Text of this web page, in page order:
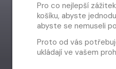
Pro co nejlepší
košíku, abyste
abyste se nemuseli
Proto od vás
ukládají ve vašem